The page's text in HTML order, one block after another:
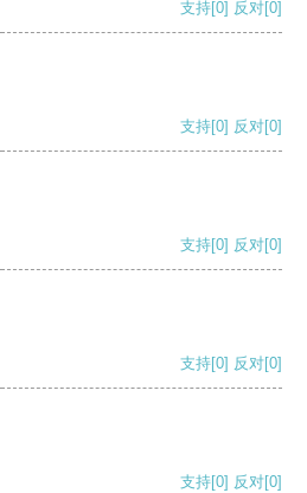
支持[0] 反对[0]
支持[0] 反对[0]
支持[0] 反对[0]
支持[0] 反对[0]
支持[0] 反对[0]